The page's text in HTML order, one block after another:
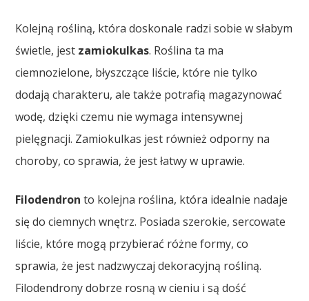
Kolejną rośliną, która doskonale radzi sobie w słabym
świetle, jest zamiokulkas. Roślina ta ma
ciemnozielone, błyszczące liście, które nie tylko
dodają charakteru, ale także potrafią magazynować
wodę, dzięki czemu nie wymaga intensywnej
pielęgnacji. Zamiokulkas jest również odporny na
choroby, co sprawia, że jest łatwy w uprawie.
Filodendron to kolejna roślina, która idealnie nadaje
się do ciemnych wnętrz. Posiada szerokie, sercowate
liście, które mogą przybierać różne formy, co
sprawia, że jest nadzwyczaj dekoracyjną rośliną.
Filodendrony dobrze rosną w cieniu i są dość